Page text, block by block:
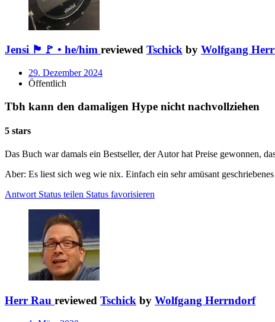
Jensi 🏴🚩 • he/him reviewed Tschick by Wolfgang
29. Dezember 2024
Öffentlich
Tbh kann den damaligen Hype nicht nachvollziehen
5 stars
Das Buch war damals ein Bestseller, der Autor hat Preise gewonnen,
Aber: Es liest sich weg wie nix. Einfach ein sehr amüsant
Antwort Status teilen Status favorisieren
Herr Rau reviewed Tschick by Wolfgang Herrndorf